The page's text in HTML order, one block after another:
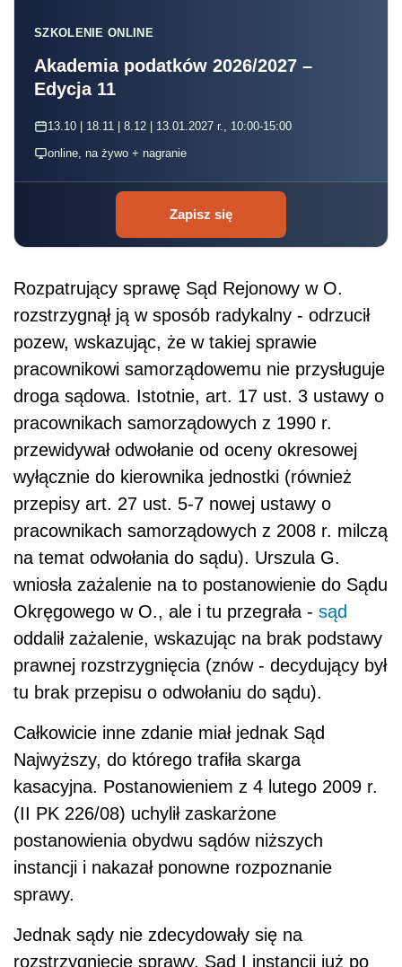
SZKOLENIE ONLINE
Akademia podatków 2026/2027 –
Edycja 11
13.10 | 18.11 | 8.12 | 13.01.2027 r., 10:00-15:00
online, na żywo + nagranie
Zapisz się
Rozpatrujący sprawę Sąd Rejonowy w O.
rozstrzygnął ją w sposób radykalny - odrzucił
pozew, wskazując, że w takiej sprawie
pracownikowi samorządowemu nie przysługuje
droga sądowa. Istotnie, art. 17 ust. 3 ustawy o
pracownikach samorządowych z 1990 r.
przewidywał odwołanie od oceny okresowej
wyłącznie do kierownika jednostki (również
przepisy art. 27 ust. 5-7 nowej ustawy o
pracownikach samorządowych z 2008 r. milczą
na temat odwołania do sądu). Urszula G.
wniosła zażalenie na to postanowienie do Sądu
Okręgowego w O., ale i tu przegrała - sąd
oddalił zażalenie, wskazując na brak podstawy
prawnej rozstrzygnięcia (znów - decydujący był
tu brak przepisu o odwołaniu do sądu).
Całkowicie inne zdanie miał jednak Sąd
Najwyższy, do którego trafiła skarga
kasacyjna. Postanowieniem z 4 lutego 2009 r.
(II PK 226/08) uchylił zaskarżone
postanowienia obydwu sądów niższych
instancji i nakazał ponowne rozpoznanie
sprawy.
Jednak sądy nie zdecydowały się na
rozstrzygnięcie sprawy. Sąd I instancji już po